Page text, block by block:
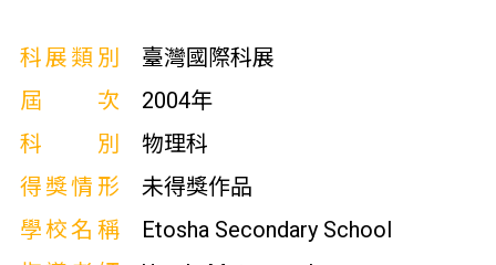
科展類別
臺灣國際科展
屆次
2004年
科別
物理科
得獎情形
未得獎作品
學校名稱
Etosha Secondary School